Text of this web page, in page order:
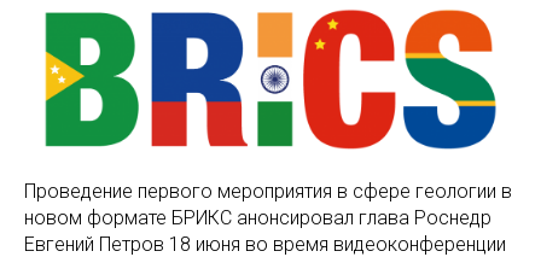
Проведение первого мероприятия в сфере геологии в
новом формате БРИКС анонсировал глава Роснедр
Евгений Петров 18 июня во время видеоконференции